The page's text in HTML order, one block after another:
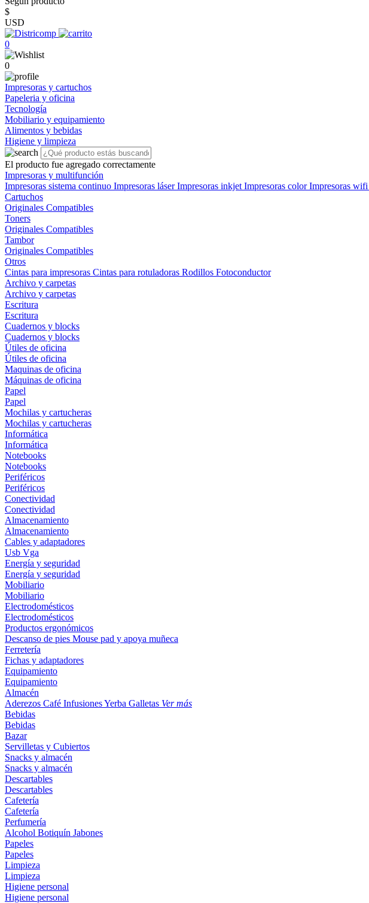
$
USD
0
0
Impresoras y cartuchos
Papeleria y oficina
Tecnología
Mobiliario y equipamiento
Alimentos y bebidas
Higiene y limpieza
El producto fue agregado correctamente
Impresoras y multifunción
Impresoras sistema continuo Impresoras láserImpresoras inkjet Impresoras colorImpresoras wifi
Cartuchos
Originales Compatibles
Toners
Originales Compatibles
Tambor
Originales Compatibles
Otros
Cintas para impresoras Cintas para rotuladoras Rodillos Fotoconductor
Archivo y carpetas
Archivo y carpetas
Escritura
Escritura
Cuadernos y blocks
Cuadernos y blocks
Útiles de oficina
Útiles de oficina
Maquinas de oficina
Máquinas de oficina
Papel
Papel
Mochilas y cartucheras
Mochilas y cartucheras
Informática
Informática
Notebooks
Notebooks
Periféricos
Periféricos
Conectividad
Conectividad
Almacenamiento
Almacenamiento
Cables y adaptadores
Usb Vga
Energía y seguridad
Energía y seguridad
Mobiliario
Mobiliario
Electrodomésticos
Electrodomésticos
Productos ergonómicos
Descanso de pies Mouse pad y apoya muñeca
Ferretería
Fichas y adaptadores
Equipamiento
Equipamiento
Almacén
Aderezos Café InfusionesYerba Galletas Ver más
Bebidas
Bebidas
Bazar
Servilletas y Cubiertos
Snacks y almacén
Snacks y almacén
Descartables
Descartables
Cafetería
Cafetería
Perfumería
Alcohol Botiquín Jabones
Papeles
Papeles
Limpieza
Limpieza
Higiene personal
Higiene personal